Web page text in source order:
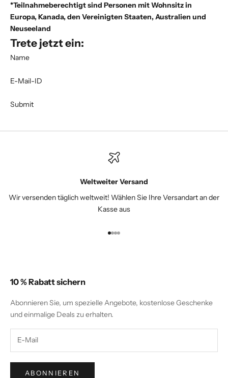
*Teilnahmeberechtigt sind Personen mit Wohnsitz in
Europa, Kanada, den Vereinigten Staaten, Australien und
Neuseeland
Trete jetzt ein:
Name
E-Mail-ID
Weltweiter Versand
Wir versenden täglich weltweit! Wählen Sie Ihre Versandart an der
Kasse aus
Gehe zu Element 1
Gehe zu Element 2
Gehe zu Element 3
Gehe zu Element 4
10 % Rabatt sichern
Abonnieren Sie, um spezielle Angebote, kostenlose Geschenke
und einmalige Deals zu erhalten.
ABONNIEREN